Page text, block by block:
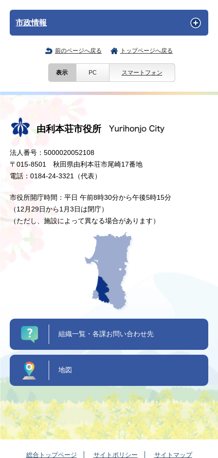
市政情報
前のページへ戻る トップページへ戻る
表示 PC スマートフォン
由利本荘市役所
法人番号：5000020052108
〒015-8501 秋田県由利本荘市尾崎17番地
電話：0184-24-3321（代表）
市役所開庁時間：平日 午前8時30分から午後5時15分
（12月29日から1月3日は閉庁）
（ただし、施設によって異なる場合があります）
組織一覧・各課お問い合わせ先
地図
総合トップページ サイトポリシー サイトマップ